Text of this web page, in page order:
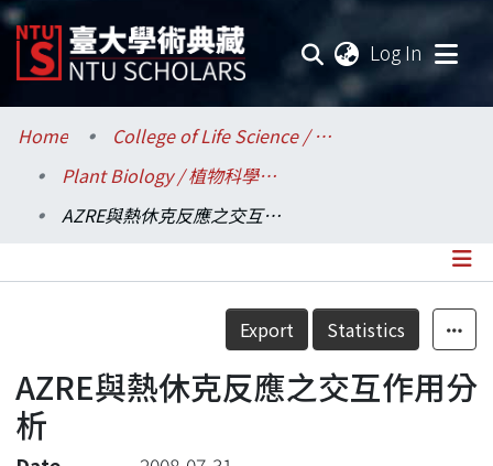
Log In
Communities & Collections
Research Outputs
Statistics
Home
College of Life Science / 生命科學院
Plant Biology / 植物科學研究所
AZRE與熱休克反應之交互作用分析
Details
Export Statistics
AZRE與熱休克反應之交互作用分
析